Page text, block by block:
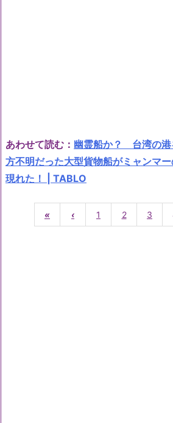
あわせて読む： 幽霊船か？ 台湾の港
方不明だった大型貨物船がミャンマ
現れた！ | TABLO
« ‹ 1 2 3